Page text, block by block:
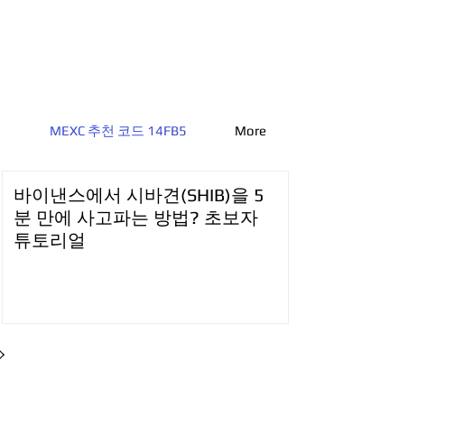
MEXC 추천 코드 14FB5 More
바이낸스에서 시바견(SHIB)을 5
분 만에 사고파는 방법? 초보자
튜토리얼